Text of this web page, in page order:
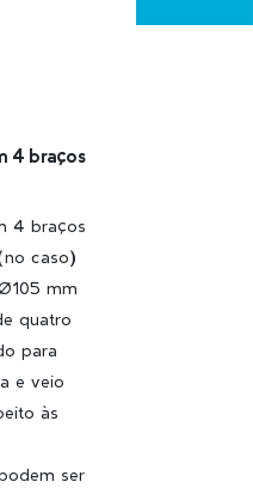
4 braços
4 braços
caso)
mm
quatro
para
e veio
às
ser